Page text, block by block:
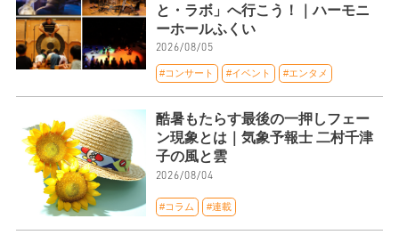
と・ラボ」へ行こう！｜ハーモニ
ーホールふくい
2026/08/05
#コンサート #イベント #エンタメ
酷暑もたらす最後の一押しフェー
ン現象とは｜気象予報士 二村千津
子の風と雲
2026/08/04
#コラム #連載